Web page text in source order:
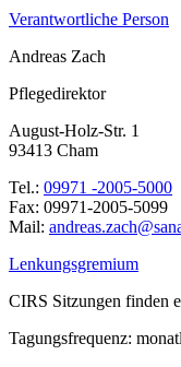
Verantwortliche Person
Andreas Zach
Pflegedirektor
August-Holz-Str. 1
93413 Cham
Tel.: 09971 -2005-5000
Fax: 09971-2005-5099
Mail:
Lenkungsgremium
CIRS Sitzungen finden
Tagungsfrequenz: